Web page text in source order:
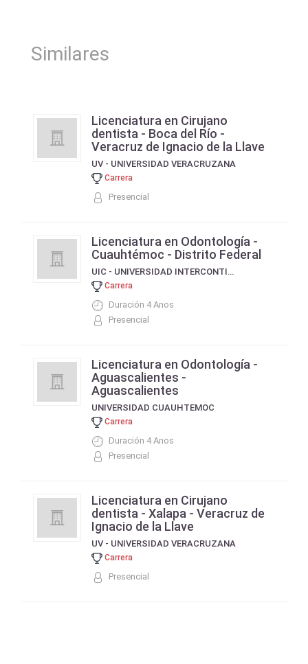
Similares
Licenciatura en Cirujano
dentista - Boca del Río -
Veracruz de Ignacio de la Llave
UV - UNIVERSIDAD VERACRUZANA
Carrera
Presencial
Licenciatura en Odontología -
Cuauhtémoc - Distrito Federal
UIC - UNIVERSIDAD INTERCONTINENTAL
Carrera
Duración 4 Anos
Presencial
Licenciatura en Odontología -
Aguascalientes -
Aguascalientes
UNIVERSIDAD CUAUHTEMOC
Carrera
Duración 4 Anos
Presencial
Licenciatura en Cirujano
dentista - Xalapa - Veracruz de
Ignacio de la Llave
UV - UNIVERSIDAD VERACRUZANA
Carrera
Presencial